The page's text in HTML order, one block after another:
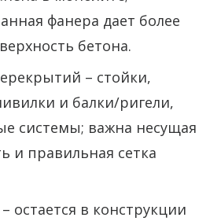
фанера дает более
бетона.
– стойки,
и балки/ригели,
системы; важна несущая
и правильная сетка
остается в конструкции